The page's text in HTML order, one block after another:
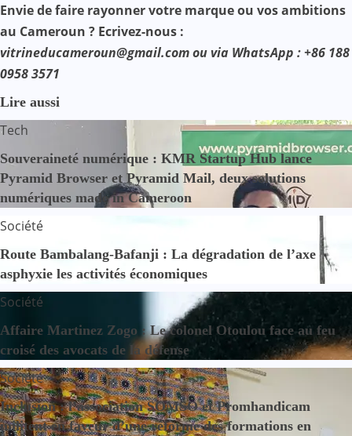
Envie de faire rayonner votre marque ou vos ambitions
au Cameroun ? Ecrivez-nous :
vitrineducameroun@gmail.com ou via WhatsApp : +86 188
0958 3571
Lire aussi
Tech
Souveraineté numérique : KMR Startup Hub lance
Pyramid Browser et Pyramid Mail, deux solutions
numériques made in Cameroon
Société
Route Bambalang-Bafanji : La dégradation de l’axe
asphyxie les activités économiques
Société
Affaire Martinez Zogo : Le colonel Otoulou face au feu
croisé des avocats de la défense
Société
Inclusion : l’association SOMSO et Promhandicam
militent en faveur d’une réforme des formations en